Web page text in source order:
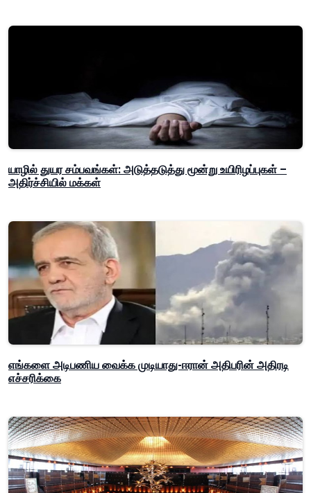
யாழில் துயர சம்பவங்கள்: அடுத்தடுத்து மூன்று உயிரிழப்புகள் –
அதிர்ச்சியில் மக்கள்
எங்களை அடிபணிய வைக்க முடியாது-ஈரான் அதிபரின் அதிரடி
எச்சரிக்கை